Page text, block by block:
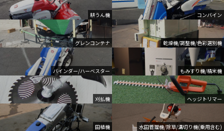
耕うん機 コンバイン
グレンコンテナ 乾燥機/調整機/色彩選別機
バインダー/ハーベスター もみすり機/精米機
刈払機 ヘッジトリマー
田植機 水田管理機/除草/溝切り機(乗用含む)